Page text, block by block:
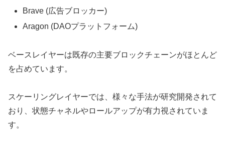
Brave (広告ブロッカー)
Aragon (DAOプラットフォーム)
ベースレイヤーは既存の主要ブロックチェーンがほとんど
を占めています。
スケーリングレイヤーでは、様々な手法が研究開発されて
おり、状態チャネルやロールアップが有力視されていま
す。